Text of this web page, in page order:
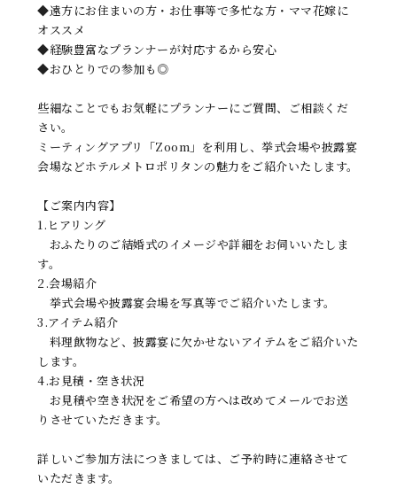
◆遠方にお住まいの方・お仕事等で多忙な方・ママ花嫁に
オススメ
◆経験豊富なプランナーが対応するから安心
◆おひとりでの参加も◎
些細なことでもお気軽にプランナーにご質問、ご相談くだ
さい。
ミーティングアプリ「Zoom」を利用し、挙式会場や披露宴
会場などホテルメトロポリタンの魅力をご紹介いたします。
【ご案内内容】
1.ヒアリング
おふたりのご結婚式のイメージや詳細をお伺いいたしま
す。
2.会場紹介
挙式会場や披露宴会場を写真等でご紹介いたします。
3.アイテム紹介
料理飲物など、披露宴に欠かせないアイテムをご紹介いた
します。
4.お見積・空き状況
お見積や空き状況をご希望の方へは改めてメールでお送
りさせていただきます。
詳しいご参加方法につきましては、ご予約時に連絡させて
いただきます。